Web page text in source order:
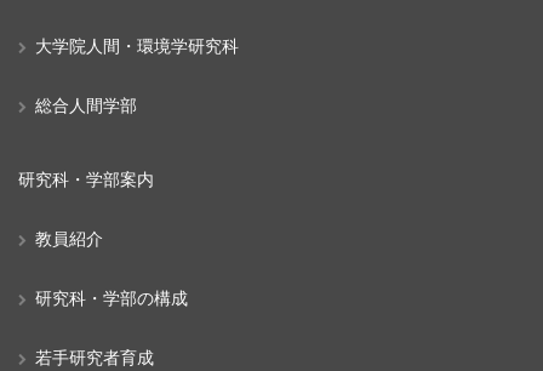
大学院人間・環境学研究科
総合人間学部
研究科・学部案内
教員紹介
研究科・学部の構成
若手研究者育成